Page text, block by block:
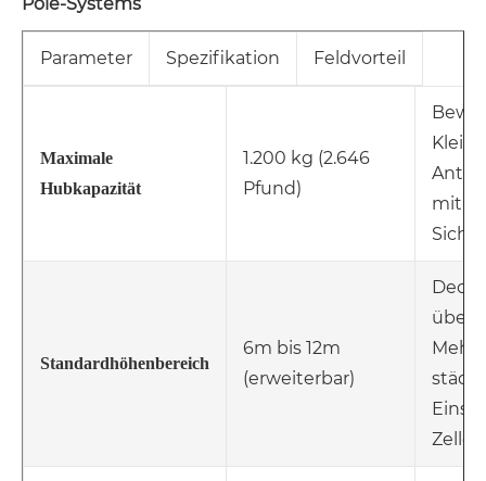
Parameter Spezifikation Feldvorteil
Maximale
Hubkapazität
1.200 kg (2.646
Pfund)
mit
Standardhöhenbereich
6m bis 12m
(erweiterbar)